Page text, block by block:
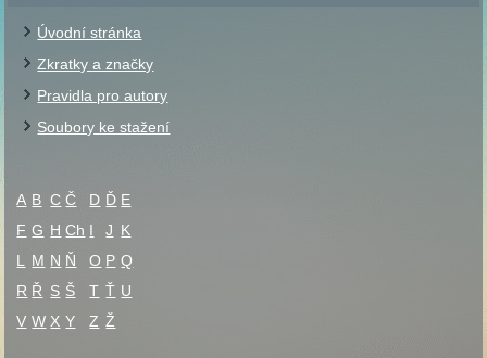
Úvodní stránka
Zkratky a značky
Pravidla pro autory
Soubory ke stažení
A B C Č D Ď E
F G H Ch I J K
L
M N Ň O P Q
R Ř S Š T Ť U
V W X Y Z Ž